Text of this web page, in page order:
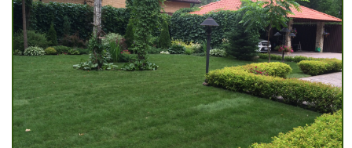
Перезвонить Вызвать замерщика